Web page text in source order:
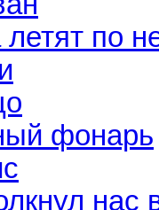
летят по
фонарь
нас